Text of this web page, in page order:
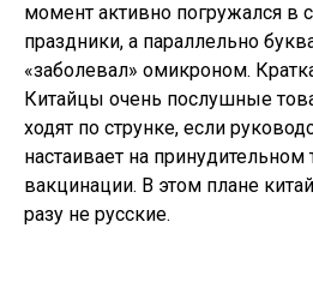
момент активно погружался в
праздники, а параллельно
«заболевал» омикроном.
Китайцы очень послушные
ходят по струнке, если
настаивает на принудительном
вакцинации. В этом плане
разу не русские.